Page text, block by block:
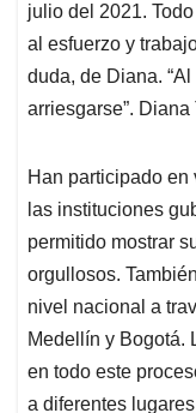
julio del 2021.
al esfuerzo y
duda, de Diana.
arriesgarse”. Diana
Han participado
las instituciones
permitido mostrar
orgullosos.
nivel nacional a
Medellín y Bogotá.
en todo este
a diferentes